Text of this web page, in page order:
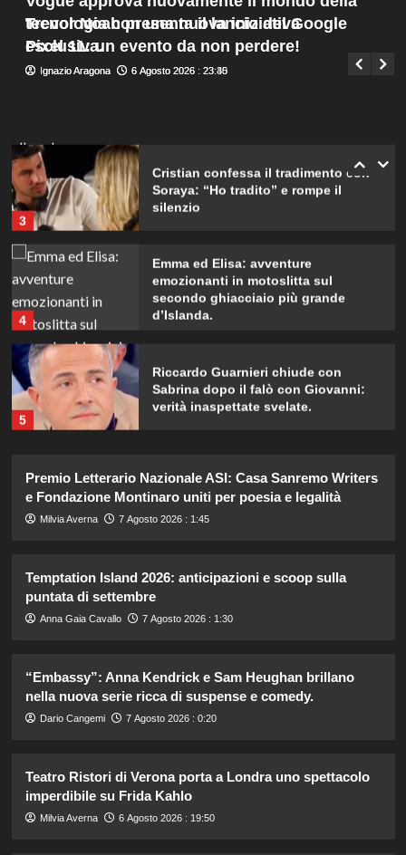
Menu
principale
Giuseppe Recca 6 Agosto 2026 : 20:00
Trevor Noah presenta il lancio del Google
Pixel 11: un evento da non perdere!
Ignazio Aragona 6 Agosto 2026 : 23:40
tecnologia con una nuova iniziativa
esclusiva.
Ignazio Aragona 6 Agosto 2026 : 23:35
1
svela la verità.
Rihanna in lingerie: dopo 10 anni, è
3
Cristian confessa il tradimento con
Soraya: “Ho tradito” e rompe il
silenzio
4
Emma ed Elisa: avventure
emozionanti in motoslitta sul
secondo ghiacciaio più grande
d’Islanda.
5
Riccardo Guarnieri chiude con
Sabrina dopo il falò con Giovanni:
verità inaspettate svelate.
1
Grande Fratello Vip? Claudia Dionigi
svela la verità.
2
Rihanna in lingerie: dopo 10 anni, è
tornata in studio per il nuovo album!
3
Soraya: “Ho tradito” e rompe il
silenzio
4
emozionanti in motoslitta sul
secondo ghiacciaio più grande
Premio Letterario Nazionale ASI: Casa Sanremo Writers
e Fondazione Montinaro uniti per poesia e legalità
Milvia Averna 7 Agosto 2026 : 1:45
Temptation Island 2026: anticipazioni e scoop sulla
puntata di settembre
Anna Gaia Cavallo 7 Agosto 2026 : 1:30
“Embassy”: Anna Kendrick e Sam Heughan brillano
nella nuova serie ricca di suspense e comedy.
Dario Cangemi 7 Agosto 2026 : 0:20
Teatro Ristori di Verona porta a Londra uno spettacolo
imperdibile su Frida Kahlo
Milvia Averna 6 Agosto 2026 : 19:50